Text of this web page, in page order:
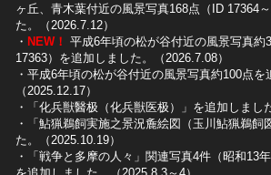
ヶ丘、青木葉付近の風景写真168点（ID 17364
た。（2026.7.12）
・ NEW！ 平成6年頃の松が谷付近の風景写真約
17363）を追加しました。（2026.7.08）
・平成6年頃の松が谷付近の風景写真約100点を
（2025.12.17）
・「化兵獣醫极（化兵獣医极）」を追加しまし
・「鮎猟鵜飼実施之景況麁絵図（玉川鮎猟鵜飼
た。（2025.10.19）
・「戦争と多摩の人々」関連写真4件（昭和13